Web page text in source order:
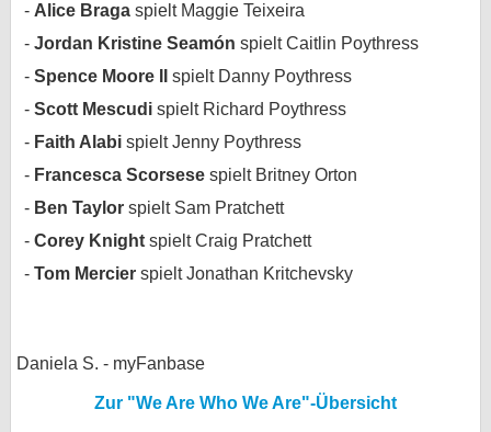
Alice Braga spielt Maggie Teixeira
Jordan Kristine Seamón spielt Caitlin Poythress
Spence Moore II
spielt Danny Poythress
Scott Mescudi spielt Richard Poythress
Faith Alabi spielt Jenny Poythress
Francesca Scorsese spielt Britney Orton
Ben Taylor spielt Sam Pratchett
Corey Knight spielt Craig Pratchett
Tom Mercier spielt Jonathan Kritchevsky
Daniela S. - myFanbase
Zur "We Are Who We Are"-Übersicht
bei Facebook
Kontakt
Nutzungsbedingungen
Datenschutz
Cookie-Einstellungen
Impressum